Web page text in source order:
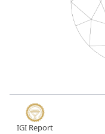
結婚戒指
IGI Report